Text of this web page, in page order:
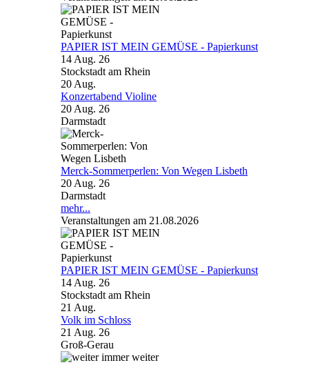
PAPIER IST MEIN GEMÜSE - Papierkunst
14 Aug. 26
Stockstadt am Rhein
20 Aug.
Konzertabend Violine
20 Aug. 26
Darmstadt
Merck-Sommerperlen: Von Wegen Lisbeth
20 Aug. 26
Darmstadt
mehr...
Veranstaltungen am 21.08.2026
PAPIER IST MEIN GEMÜSE - Papierkunst
14 Aug. 26
Stockstadt am Rhein
21 Aug.
Volk im Schloss
21 Aug. 26
Groß-Gerau